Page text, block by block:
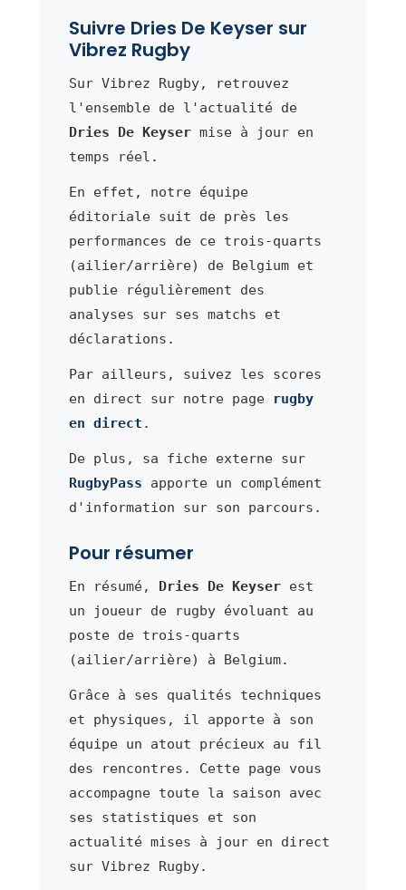
Suivre Dries De Keyser sur
Vibrez Rugby
Sur Vibrez Rugby, retrouvez
l'ensemble de l'actualité de
Dries De Keysermise à jour en
temps réel.
En effet, notre équipe
éditoriale suit de près les
performances de ce trois-quarts
(ailier/arrière) de Belgium et
publie régulièrement des
analyses sur ses matchs et
déclarations.
Par ailleurs, suivez les scores
en direct sur notre page
rugby
en direct .
De plus, sa fiche externe sur
RugbyPass apporte un complément
d'information sur son parcours.
Pour résumer
En résumé, Dries De Keyserest
un joueur de rugby évoluant au
poste de trois-quarts
(ailier/arrière) à Belgium.
Grâce à ses qualités techniques
et physiques, il apporte à son
équipe un atout précieux au fil
des rencontres. Cette page vous
accompagne toute la saison avec
ses statistiques et son
actualité mises à jour en direct
sur Vibrez Rugby.